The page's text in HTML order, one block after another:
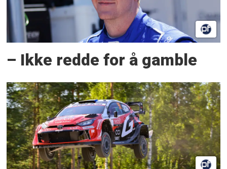
– Ikke redde for å gamble